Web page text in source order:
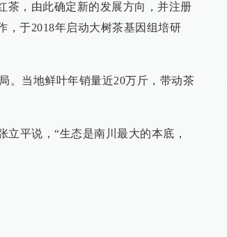
茶，由此确定新的发展方向，并注册
，于2018年启动大树茶基因组培研
。当地鲜叶年销量近20万斤，带动茶
平说，“生态是南川最大的本底，